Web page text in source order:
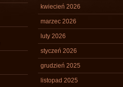
kwiecień 2026
marzec 2026
luty 2026
styczeń 2026
grudzień 2025
listopad 2025